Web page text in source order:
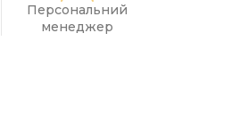
Персональний
менеджер